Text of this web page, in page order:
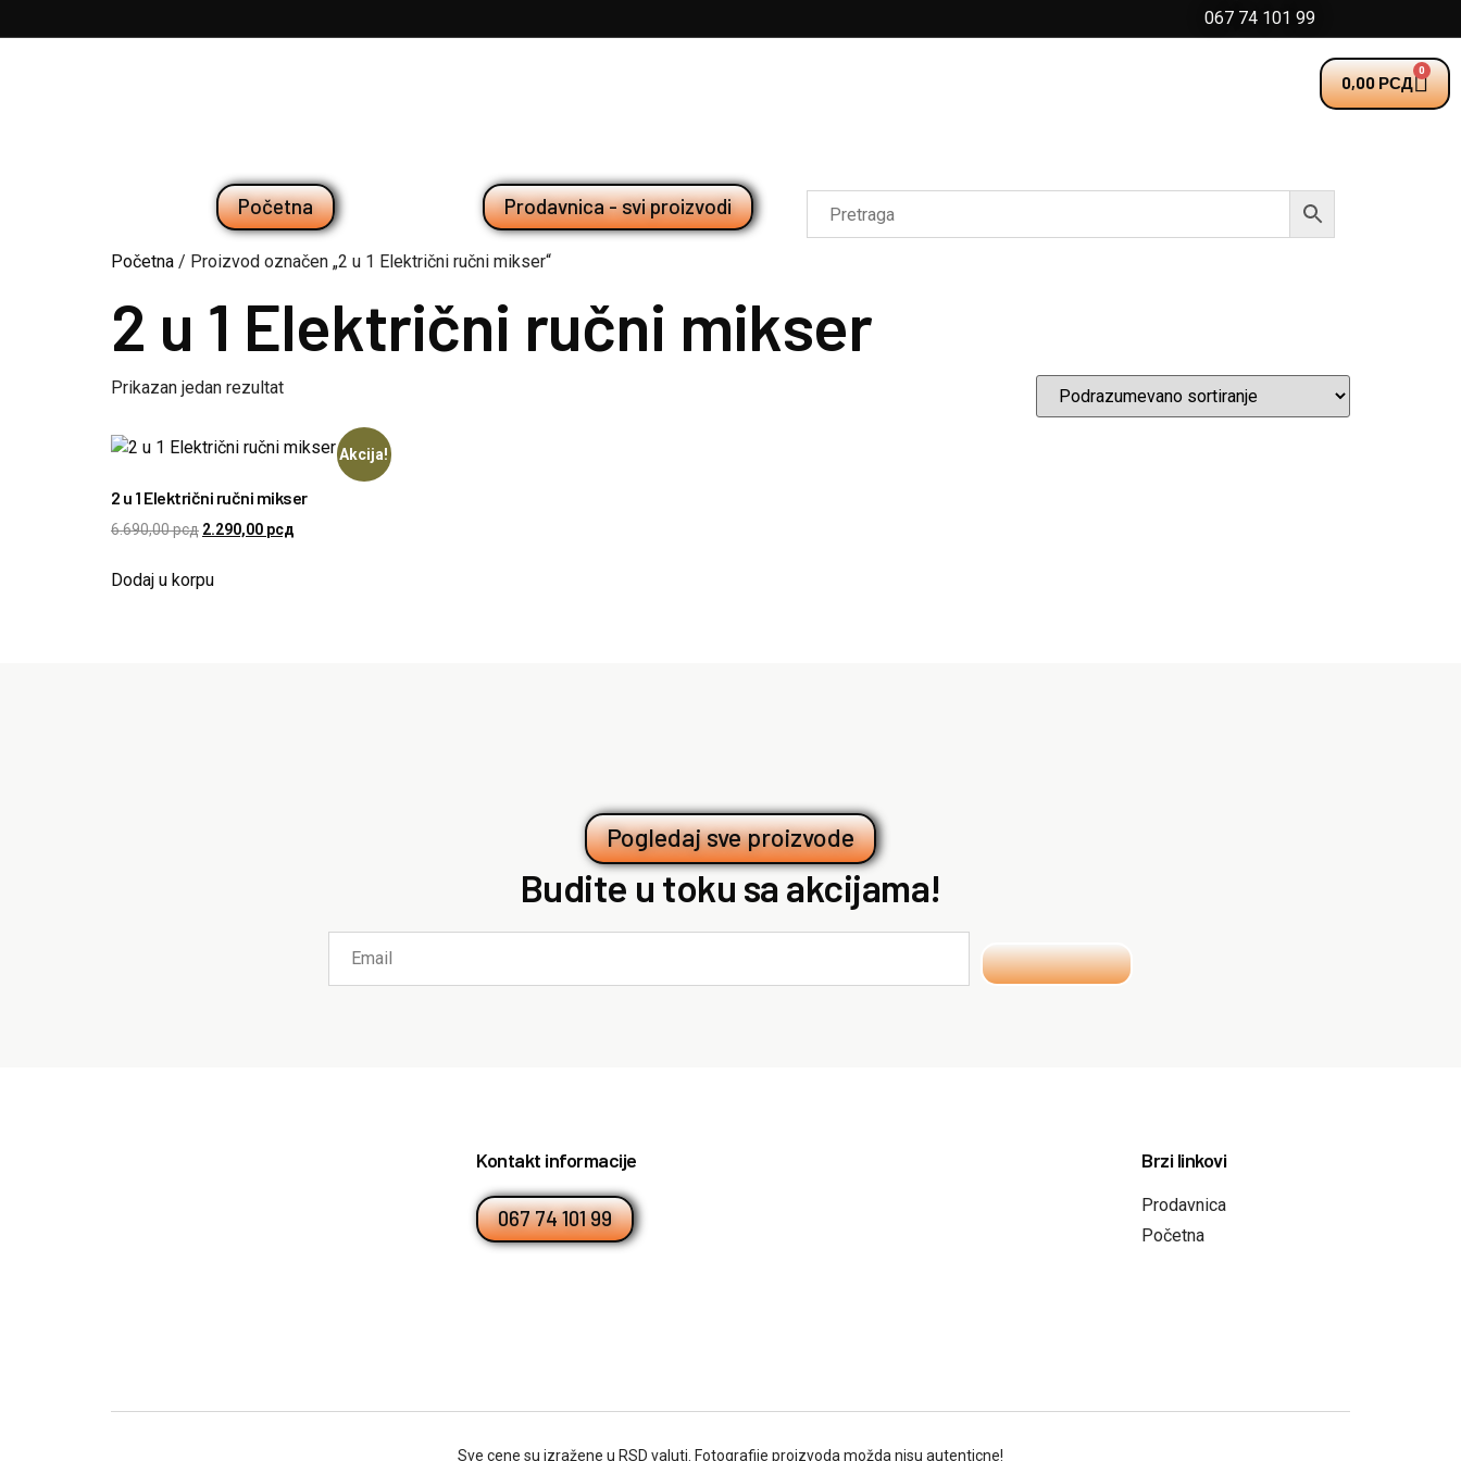
067 74 101 99
0,00РСД
0
Početna Prodavnica - svi proizvodi
Početna / Proizvod označen „2 u 1 Električni ručni mikser“
2 u 1 Električni ručni mikser
Prikazan jedan rezultat
Akcija!
2 u 1 Električni ručni mikser
6.690,00рсд 2.290,00 рсд
Dodaj u korpu
Pogledaj sve proizvode
Budite u toku sa akcijama!
Kontakt informacije
067 74 101 99
Brzi linkovi
Prodavnica
Početna
Sve cene su izražene u RSD valuti. Fotografije proizvoda možda nisu autenticne!